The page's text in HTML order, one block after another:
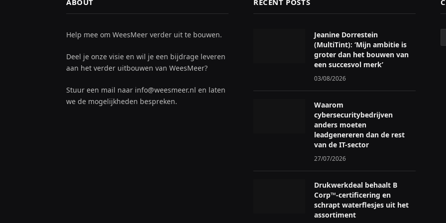
Help mee om WeesMeer verder uit te bouwen.
Deel je onze visie en wil je een bijdrage leveren
aan het verder uitbouwen van WeesMeer?
Stuur een mail naar info@weesmeer.nl en laten
we de mogelijkheden bespreken.
Jeanine Dorrestein
(MultiTint): ‘Mijn ambitie is
groter dan het bouwen van
een succesvol merk’
03/08/2026
Waarom
cybersecuritybedrijven
anders moeten
leadgenereren dan de rest
van de IT-sector
27/07/2026
Drukwerkdeal behaalt B
Corp™-certificering en
schrapt waterflesjes uit het
assortiment